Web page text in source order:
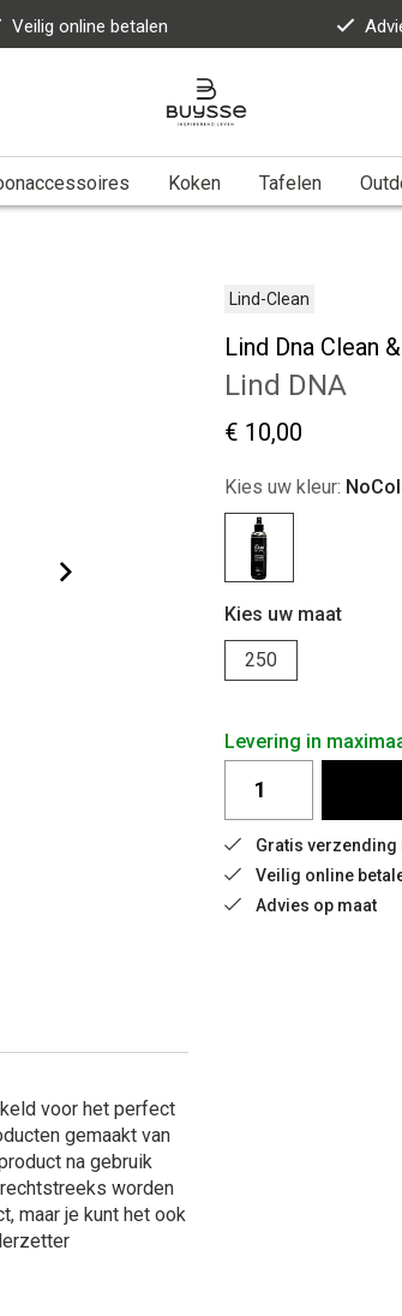
Veilig online betalen
Koken Tafelen
Lind-Clean
Lind Dna Clean
Lind DNA
€ 10,00
Kies uw kleur:
Kies uw maat
250
Levering in
Gratis verzending
Veilig online
Advies op maat
voor het perfect
gemaakt van
na gebruik
worden
maar je kunt het ook